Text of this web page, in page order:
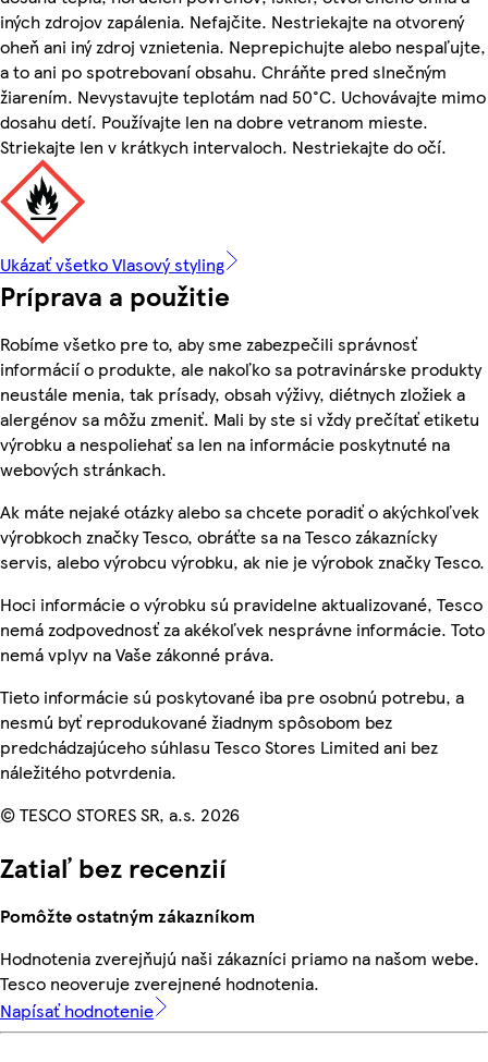
iných zdrojov zapálenia. Nefajčite. Nestriekajte na otvorený
oheň ani iný zdroj vznietenia. Neprepichujte alebo nespaľujte,
a to ani po spotrebovaní obsahu. Chráňte pred slnečným
žiarením. Nevystavujte teplotám nad 50°C. Uchovávajte mimo
dosahu detí. Používajte len na dobre vetranom mieste.
Striekajte len v krátkych intervaloch. Nestriekajte do očí.
Ukázať všetko Vlasový styling
Príprava a použitie
Robíme všetko pre to, aby sme zabezpečili správnosť
informácií o produkte, ale nakoľko sa potravinárske produkty
neustále menia, tak prísady, obsah výživy, diétnych zložiek a
alergénov sa môžu zmeniť. Mali by ste si vždy prečítať etiketu
výrobku a nespoliehať sa len na informácie poskytnuté na
webových stránkach.
Ak máte nejaké otázky alebo sa chcete poradiť o akýchkoľvek
výrobkoch značky Tesco, obráťte sa na Tesco zákaznícky
servis, alebo výrobcu výrobku, ak nie je výrobok značky Tesco.
Hoci informácie o výrobku sú pravidelne aktualizované, Tesco
nemá zodpovednosť za akékoľvek nesprávne informácie. Toto
nemá vplyv na Vaše zákonné práva.
Tieto informácie sú poskytované iba pre osobnú potrebu, a
nesmú byť reprodukované žiadnym spôsobom bez
predchádzajúceho súhlasu Tesco Stores Limited ani bez
náležitého potvrdenia.
© TESCO STORES SR, a.s. 2026
Zatiaľ bez recenzií
Pomôžte ostatným zákazníkom
Hodnotenia zverejňujú naši zákazníci priamo na našom webe.
Tesco neoveruje zverejnené hodnotenia.
Napísať hodnotenie